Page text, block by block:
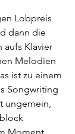
Lobpreis
dann die
aufs Klavier
Melodien
ist zu einem
Songwriting
ungemein,